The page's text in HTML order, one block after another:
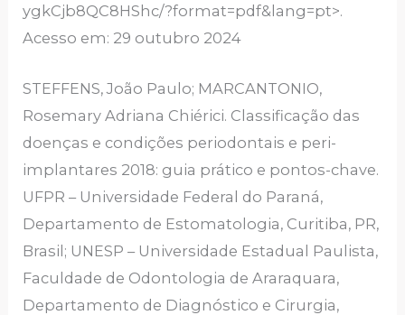
ygkCjb8QC8HShc/?format=pdf&lang=pt>.
Acesso em: 29 outubro 2024
STEFFENS, João Paulo; MARCANTONIO,
Rosemary Adriana Chiérici. Classificação das
doenças e condições periodontais e peri-
implantares 2018: guia prático e pontos-chave.
UFPR – Universidade Federal do Paraná,
Departamento de Estomatologia, Curitiba, PR,
Brasil; UNESP – Universidade Estadual Paulista,
Faculdade de Odontologia de Araraquara,
Departamento de Diagnóstico e Cirurgia,